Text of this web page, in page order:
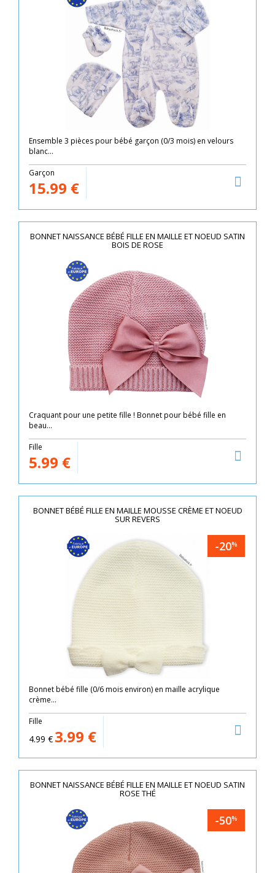
Ensemble 3 pièces pour bébé garçon (0/3 mois) en velours
blanc...
Garçon
15.99 €
BONNET NAISSANCE BÉBÉ FILLE EN MAILLE ET NOEUD SATIN
BOIS DE ROSE
Craquant pour une petite fille ! Bonnet pour bébé fille en
beau...
Fille
5.99 €
BONNET BÉBÉ FILLE EN MAILLE MOUSSE CRÈME ET NOEUD
SUR REVERS
-20%
Bonnet bébé fille (0/6 mois environ) en maille acrylique
crème...
Fille
4.99 € 3.99 €
BONNET NAISSANCE BÉBÉ FILLE EN MAILLE ET NOEUD SATIN
ROSE THÉ
-50%